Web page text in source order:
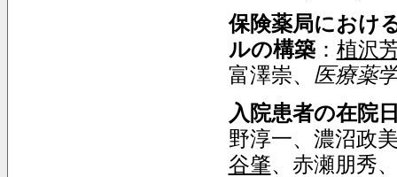
保険薬局におけ
ルの構築： 植沢
富澤崇、 医療薬
入院患者の在院
野淳一、濃沼政
谷肇、赤瀬朋秀